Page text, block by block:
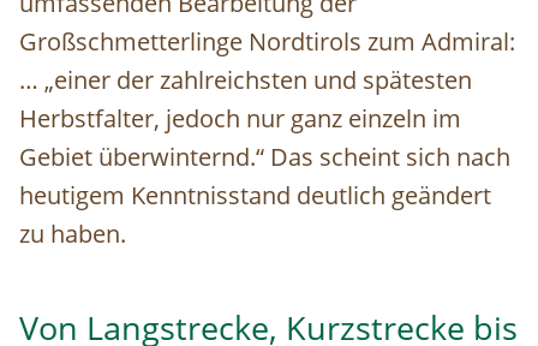
Großschmetterlinge Nordtirols zum Admiral:
… „einer der zahlreichsten und spätesten
Herbstfalter, jedoch nur ganz einzeln im
Gebiet überwinternd.“ Das scheint sich nach
heutigem Kenntnisstand deutlich geändert
zu haben.
Von Langstrecke, Kurzstrecke bis